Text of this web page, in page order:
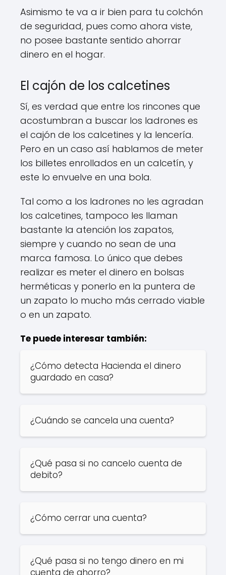
Asimismo te va a ir bien para tu colchón
de seguridad, pues como ahora viste,
no posee bastante sentido ahorrar
dinero en el hogar.
El cajón de los calcetines
Sí, es verdad que entre los rincones que
acostumbran a buscar los ladrones es
el cajón de los calcetines y la lencería.
Pero en un caso así hablamos de meter
los billetes enrollados en un calcetín, y
este lo envuelve en una bola.
Tal como a los ladrones no les agradan
los calcetines, tampoco les llaman
bastante la atención los zapatos,
siempre y cuando no sean de una
marca famosa. Lo único que debes
realizar es meter el dinero en bolsas
herméticas y ponerlo en la puntera de
un zapato lo mucho más cerrado viable
o en un zapato.
Te puede interesar también:
¿Cómo detecta Hacienda el dinero
guardado en casa?
¿Cuándo se cancela una cuenta?
¿Qué pasa si no cancelo cuenta de
debito?
¿Cómo cerrar una cuenta?
¿Qué pasa si no tengo dinero en mi
cuenta de ahorro?